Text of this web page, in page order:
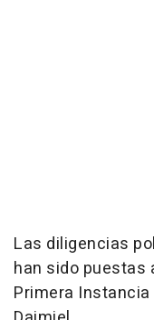
Las diligencias
han sido puestas
Primera